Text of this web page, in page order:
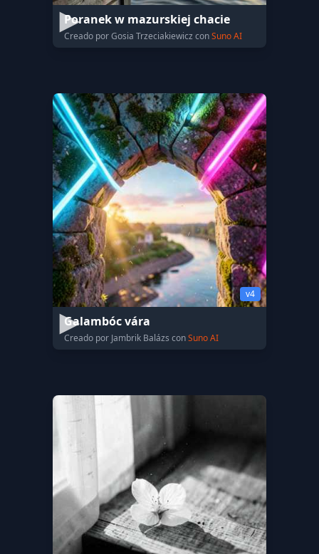
Poranek w mazurskiej chacie
Creado por Gosia Trzeciakiewicz conSuno AI
v4
Galambóc vára
Creado por Jambrik Balázs conSuno AI